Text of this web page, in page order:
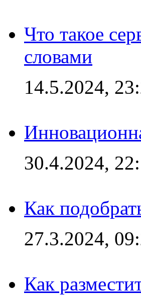
Что такое
словами
14.5.2024,
30.4.2024,
Как
27.3.2024,
Как